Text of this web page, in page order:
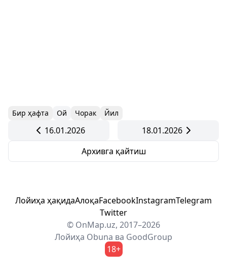
Бир ҳафта Ой Чорак Йил
16.01.2026
18.01.2026
Архивга қайтиш
Лойиҳа ҳақидаАлоқаFacebookInstagramTelegram
Twitter
© OnMap.uz, 2017–2026
Лойиҳа Obuna ва GoodGroup
18+